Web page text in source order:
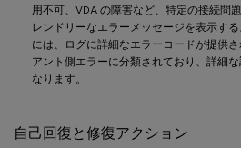
用不可、VDA の障害など、特定の接続問
レンドリーなエラーメッセージを表示す
には、ログに詳細なエラーコードが提供
アント側エラーに分類されており、詳細
なります。
自己回復と修復アクション